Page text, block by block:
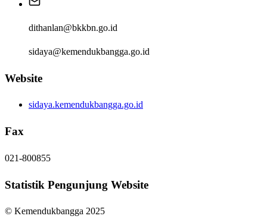
dithanlan@bkkbn.go.id
sidaya@kemendukbangga.go.id
Website
sidaya.kemendukbangga.go.id
Fax
021-800855
Statistik Pengunjung Website
© Kemendukbangga 2025